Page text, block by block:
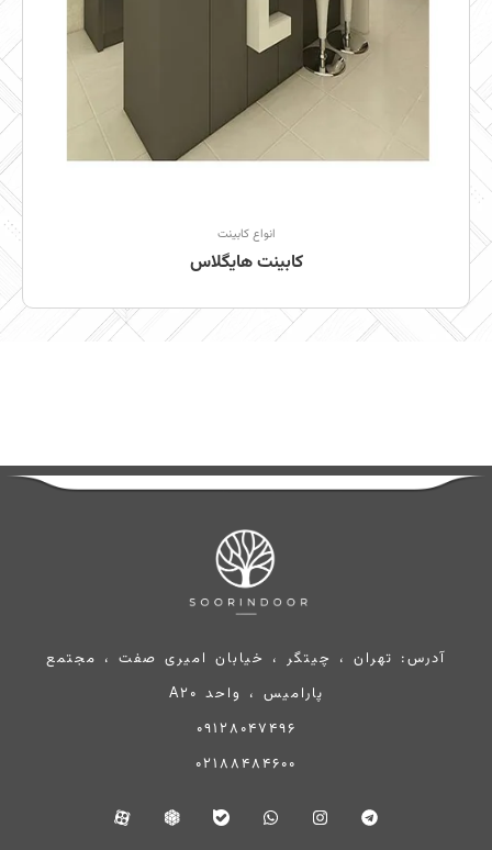
انواع کابینت
کابینت هایگلاس
آدرس: تهران ، چیتگر ، خیابان امیری صفت ، مجتمع
پارامیس ، واحد A20
09128047496
02188484600